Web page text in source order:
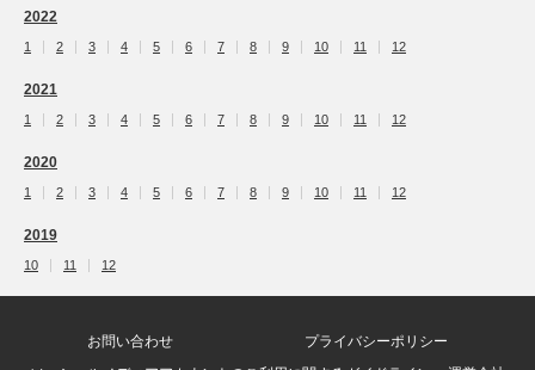
2022
1 2 3 4 5 6 7 8 9 10 11 12
2021
1 2 3 4 5 6 7 8 9 10 11 12
2020
1 2 3 4 5 6 7 8 9 10 11 12
2019
10 11 12
お問い合わせ
プライバシーポリシー